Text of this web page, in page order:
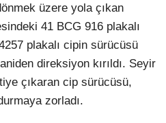
üzere yola çıkan
41 BCG 916 plakalı
plakalı cipin sürücüsü
direksiyon kırıldı. Seyir
çıkaran cip sürücüsü,
zorladı.